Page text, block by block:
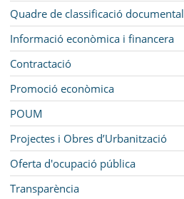
Quadre de classificació documental
Informació econòmica i financera
Contractació
Promoció econòmica
POUM
Projectes i Obres d’Urbanització
Oferta d'ocupació pública
Transparència